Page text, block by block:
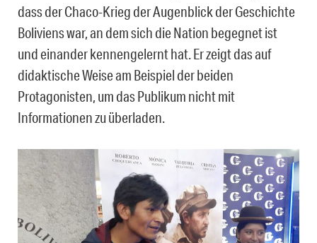
dass der Chaco-Krieg der Augenblick der Geschichte
Boliviens war, an dem sich die Nation begegnet ist
und einander kennengelernt hat. Er zeigt das auf
didaktische Weise am Beispiel der beiden
Protagonisten, um das Publikum nicht mit
Informationen zu überladen.